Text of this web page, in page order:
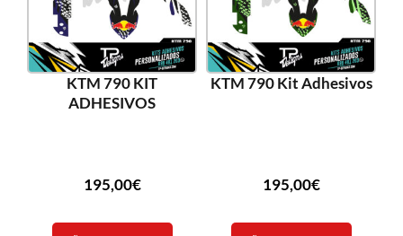
KTM 790 KIT
ADHESIVOS
195,00€
KTM 790 Kit Adhesivos
195,00€